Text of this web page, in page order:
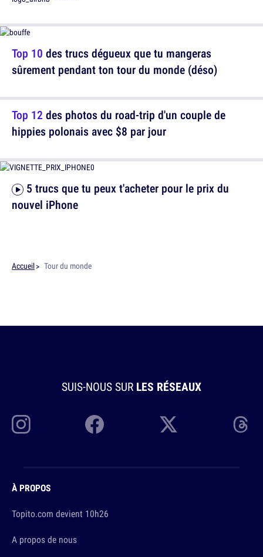
Top 10 des trucs dégueux que tu mangeras
sûrement pendant ton tour du monde (déso)
nouvel iPhone
Top 12 des photos du road-trip d'un couple de
hippies polonais avec $8 par jour
Accueil Tour du monde
SUIS-NOUS SUR LES RÉSEAUX
À PROPOS
Topito.com devient 10h26
A propos de nous